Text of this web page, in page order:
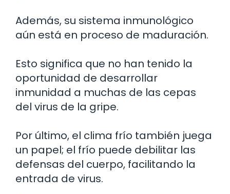
Además, su sistema inmunológico
aún está en proceso de maduración.
Esto significa que no han tenido la
oportunidad de desarrollar
inmunidad a muchas de las cepas
del virus de la gripe.
Por último, el clima frío también juega
un papel; el frío puede debilitar las
defensas del cuerpo, facilitando la
entrada de virus.